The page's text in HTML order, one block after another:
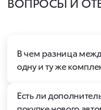
В чем разница
одну и ту же
Есть ли